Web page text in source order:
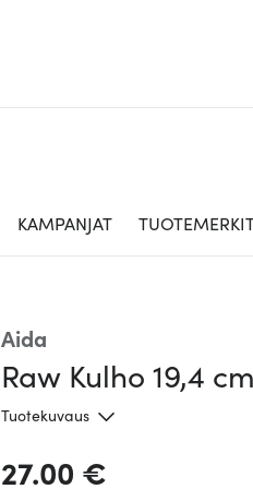
KAMPANJAT
Aida
Raw Kulho 19,4
Tuotekuvaus
27.00 €